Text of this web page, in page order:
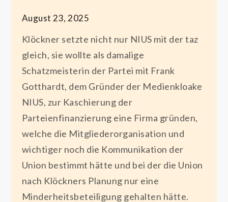
August 23, 2025
Klöckner setzte nicht nur NIUS mit der taz
gleich, sie wollte als damalige
Schatzmeisterin der Partei mit Frank
Gotthardt, dem Gründer der Medienkloake
NIUS, zur Kaschierung der
Parteienfinanzierung eine Firma gründen,
welche die Mitgliederorganisation und
wichtiger noch die Kommunikation der
Union bestimmt hätte und bei der die Union
nach Klöckners Planung nur eine
Minderheitsbeteiligung gehalten hätte.